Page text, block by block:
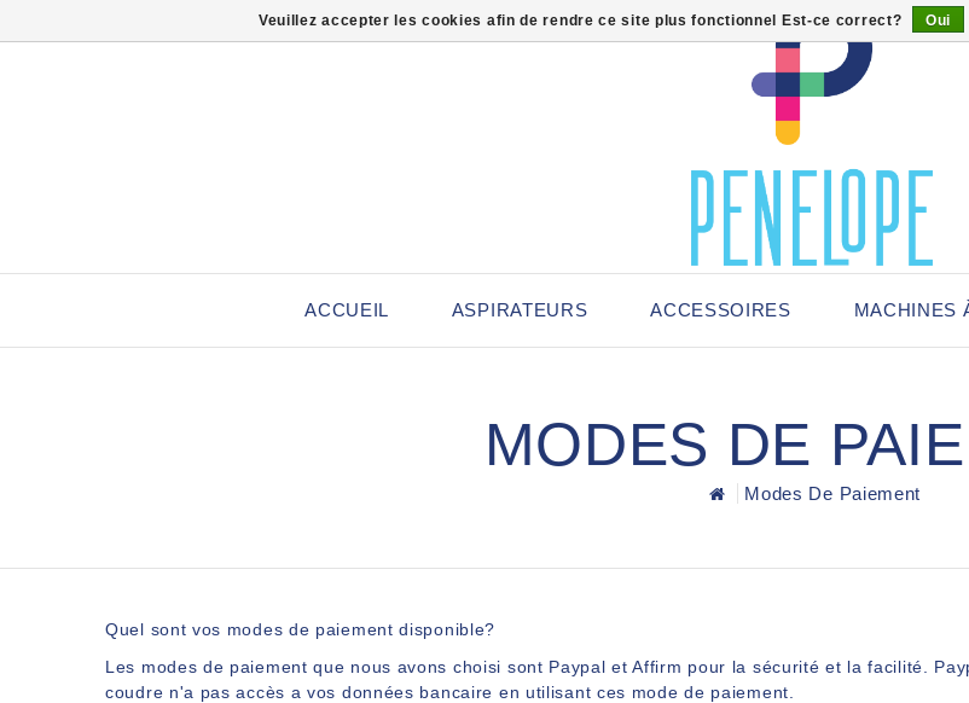
ACCUEIL ASPIRATEURS ACCESSOIRES MACHINES
MODES DE
Modes De Paiement
Quel sont vos modes de paiement disponible?
Les modes de paiement que nous avons choisi sont Paypal et Affirm pour la sécurité et la facilité.
coudre n'a pas accès a vos données bancaire en utilisant ces mode de paiement.
Veuillez accepter les cookies afin de rendre ce site plus fonctionnel Est-ce correct? Oui